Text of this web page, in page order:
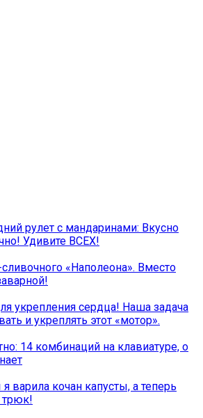
рулет с мандаринами: Вкусно
Удивите ВСЕХ!
«Наполеона». Вместо
укрепления сердца! Наша задача
и укреплять этот «мотор».
14 комбинаций на клавиатуре, о
варила кочан капусты, а теперь
трюк!